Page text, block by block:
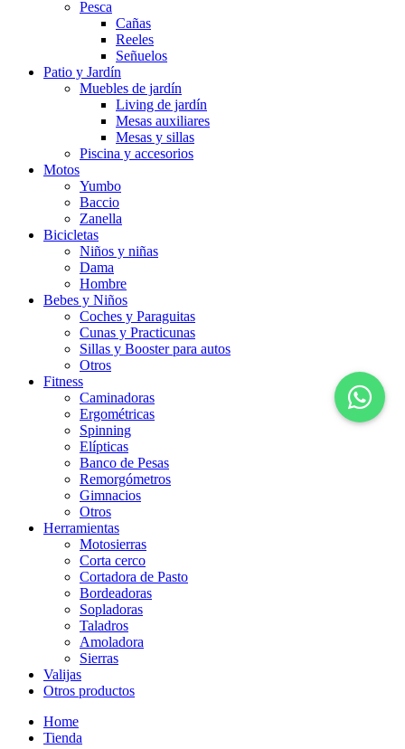
Pesca
Cañas
Reeles
Señuelos
Patio y Jardín
Muebles de jardín
Living de jardín
Mesas auxiliares
Mesas y sillas
Piscina y accesorios
Motos
Yumbo
Baccio
Zanella
Bicicletas
Niños y niñas
Dama
Hombre
Bebes y Niños
Coches y Paraguitas
Cunas y Practicunas
Sillas y Booster para autos
Otros
Fitness
Caminadoras
Ergométricas
Spinning
Elípticas
Banco de Pesas
Remorgómetros
Gimnacios
Otros
Herramientas
Motosierras
Corta cerco
Cortadora de Pasto
Bordeadoras
Sopladoras
Taladros
Amoladora
Sierras
Valijas
Otros productos
Home
Tienda